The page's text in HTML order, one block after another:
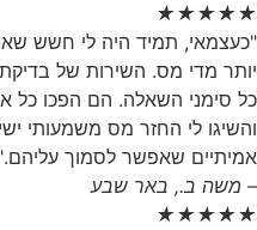
★
★
★
★
★
"כעצמאי, תמיד היה לי חשש
יותר מדי מס. השירות של
כל סימני השאלה. הם הפכו כל
והשיגו לי החזר מס משמעותי
אמיתיים שאפשר לסמוך
– משה ב., באר שבע
★
★
★
★
★